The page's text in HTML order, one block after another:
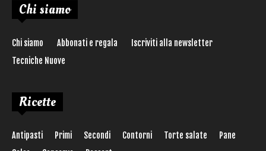
Chi siamo
Chi siamo Abbonati e regala
Iscriviti alla newsletter
Tecniche Nuove
Ricette
Antipasti Primi Secondi Contorni Torte salate
Pane